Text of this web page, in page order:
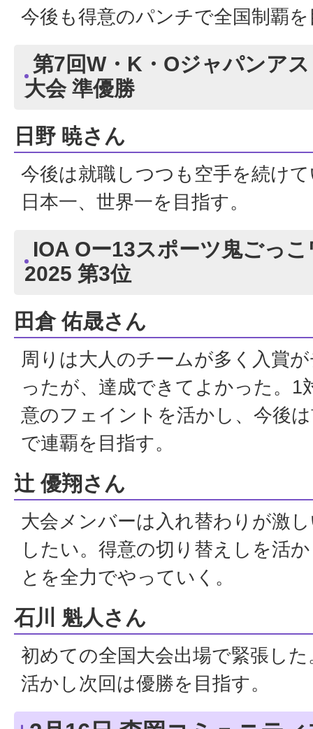
今後も得意のパンチで全国制覇
第7回W・K・Oジャパンア
大会 準優勝
日野 暁さん
今後は就職しつつも空手を続け
日本一、世界一を目指す。
IOA Oー13スポーツ鬼ごっ
2025 第3位
田倉 佑晟さん
周りは大人のチームが多く入賞
ったが、達成できてよかった。1
意のフェイントを活かし、今後
で連覇を目指す。
辻 優翔さん
大会メンバーは入れ替わりが激
したい。得意の切り替えしを活
とを全力でやっていく。
石川 魁人さん
初めての全国大会出場で緊張し
活かし次回は優勝を目指す。